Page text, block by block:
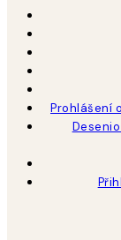
Prohlášení